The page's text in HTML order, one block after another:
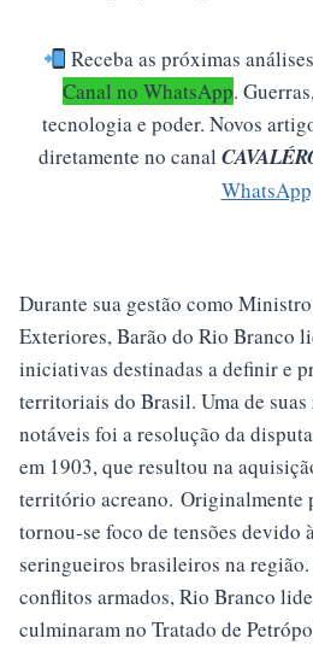
Receba as próximas
Canal no WhatsApp.
tecnologia e poder. Novos
diretamente no canal
Durante sua gestão como
Exteriores, Barão do Rio Branco
iniciativas destinadas a definir e
territoriais do Brasil. Uma de suas
notáveis foi a resolução da
em 1903, que resultou na
território acreano. Originalmente
tornou-se foco de tensões devido
seringueiros brasileiros na
conflitos armados, Rio Branco
culminaram no Tratado de